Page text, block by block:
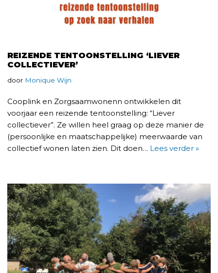
REIZENDE TENTOONSTELLING ‘LIEVER
COLLECTIEVER’
door Monique Wijn
Cooplink en Zorgsaamwonenn ontwikkelen dit
voorjaar een reizende tentoonstelling: “Liever
collectiever”. Ze willen heel graag op deze manier de
(persoonlijke en maatschappelijke) meerwaarde van
collectief wonen laten zien. Dit doen… Lees verder »